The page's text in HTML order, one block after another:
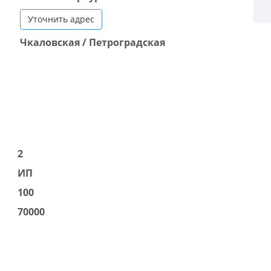
Уточнить адрес
Чкаловская / Петроградская
2
ИП
100
70000